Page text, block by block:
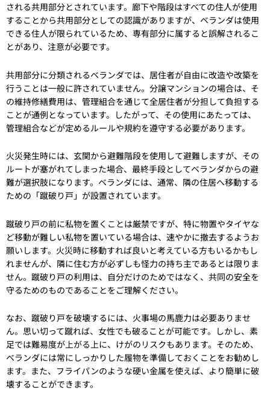
される共用部分とされています。廊下や階段はすべての住人が使用
することから共用部分としての認識がありますが、ベランダは使用
できる住人が限られているため、専有部分に属すると誤解されるこ
とがあり、注意が必要です。
共用部分に分類されるベランダでは、居住者が自由に改造や改築を
行うことは一般に許されていません。分譲マンションの場合は、そ
の維持修繕費用は、管理組合を通じて全居住者が分担して負担する
ことが通例となっています。したがって、その使用にあたっては、
管理組合などが定めるルールや規約を遵守する必要があります。
火災発生時には、玄関から避難階段を使用して避難しますが、その
ルートが塞がれてしまった場合、最終手段としてベランダからの避
難が選択肢になります。ベランダには、通常、隣の住居へ移動する
ための「蹴破り戸」が設置されています。
蹴破り戸の前に私物を置くことは厳禁ですが、特に物置やタイヤな
ど移動が難しい私物を置いている場合は、速やかに撤去するようお
願いします。火災時に移動すれば良いと考えている方もいるかもし
れませんが、隣に住む方が必ずしも怪力の持ち主であるとは限りま
せん。蹴破り戸の利用は、自分だけのためではなく、共同の安全を
守るためのものであることをご理解ください。
なお、蹴破り戸を破壊するには、火事場の馬鹿力は必要ありませ
ん。思い切って蹴れば、女性でも破ることが可能です。しかし、素
足では難易度が上がる上に、けがのリスクもあります。そのため、
ベランダには常にしっかりした履物を準備しておくことをお勧めし
ます。また、フライパンのような硬い金属を使えば、より簡単に破
壊することができます。